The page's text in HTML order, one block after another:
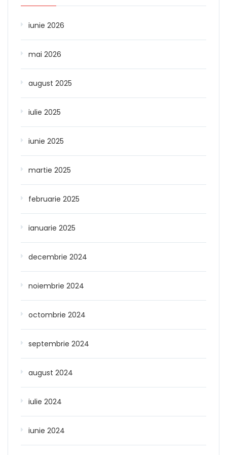
iunie 2026
mai 2026
august 2025
iulie 2025
iunie 2025
martie 2025
februarie 2025
ianuarie 2025
decembrie 2024
noiembrie 2024
octombrie 2024
septembrie 2024
august 2024
iulie 2024
iunie 2024